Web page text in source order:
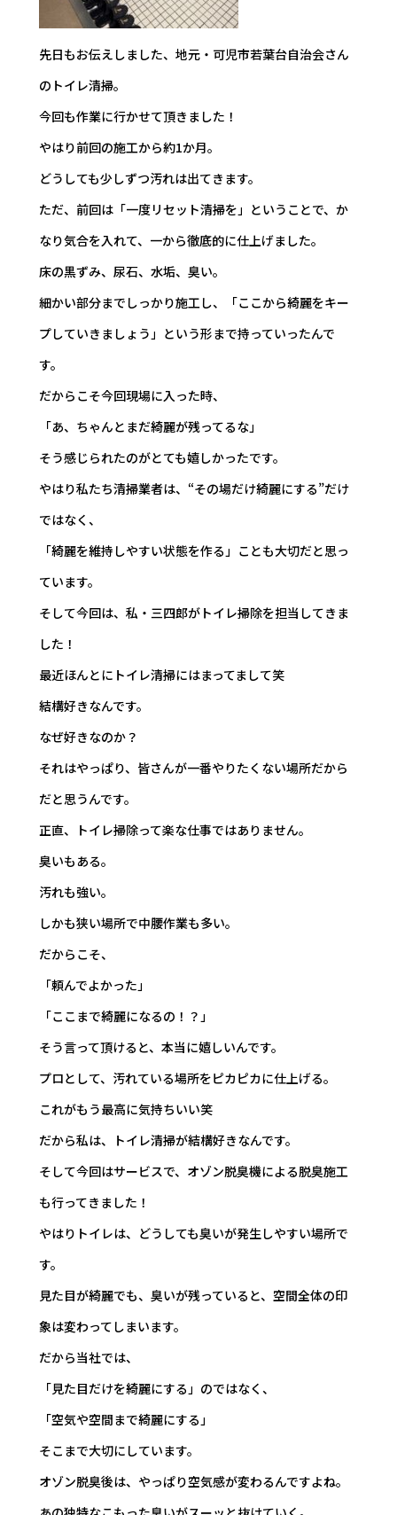
先日もお伝えしました、地元・可児市若葉台自治会さん
のトイレ清掃。
今回も作業に行かせて頂きました！
やはり前回の施工から約1か月。
どうしても少しずつ汚れは出てきます。
ただ、前回は「一度リセット清掃を」ということで、か
なり気合を入れて、一から徹底的に仕上げました。
床の黒ずみ、尿石、水垢、臭い。
細かい部分までしっかり施工し、「ここから綺麗をキー
プしていきましょう」という形まで持っていったんで
す。
だからこそ今回現場に入った時、
「あ、ちゃんとまだ綺麗が残ってるな」
そう感じられたのがとても嬉しかったです。
やはり私たち清掃業者は、“その場だけ綺麗にする”だけ
ではなく、
「綺麗を維持しやすい状態を作る」ことも大切だと思っ
ています。
そして今回は、私・三四郎がトイレ掃除を担当してきま
した！
最近ほんとにトイレ清掃にはまってまして笑
結構好きなんです。
なぜ好きなのか？
それはやっぱり、皆さんが一番やりたくない場所だから
だと思うんです。
正直、トイレ掃除って楽な仕事ではありません。
臭いもある。
汚れも強い。
しかも狭い場所で中腰作業も多い。
だからこそ、
「頼んでよかった」
「ここまで綺麗になるの！？」
そう言って頂けると、本当に嬉しいんです。
プロとして、汚れている場所をピカピカに仕上げる。
これがもう最高に気持ちいい笑
だから私は、トイレ清掃が結構好きなんです。
そして今回はサービスで、オゾン脱臭機による脱臭施工
も行ってきました！
やはりトイレは、どうしても臭いが発生しやすい場所で
す。
見た目が綺麗でも、臭いが残っていると、空間全体の印
象は変わってしまいます。
だから当社では、
「見た目だけを綺麗にする」のではなく、
「空気や空間まで綺麗にする」
そこまで大切にしています。
オゾン脱臭後は、やっぱり空気感が変わるんですよね。